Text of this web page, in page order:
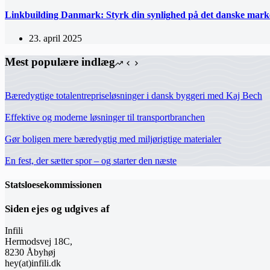
Linkbuilding Danmark: Styrk din synlighed på det danske
23. april 2025
Mest populære indlæg
Bæredygtige totalentrepriseløsninger i dansk byggeri med Kaj Bech
Effektive og moderne løsninger til transportbranchen
Gør boligen mere bæredygtig med miljørigtige materialer
En fest, der sætter spor – og starter den næste
Statsloesekommissionen
Siden ejes og udgives af
Infili
Hermodsvej 18C,
8230 Åbyhøj
hey(at)infili.dk